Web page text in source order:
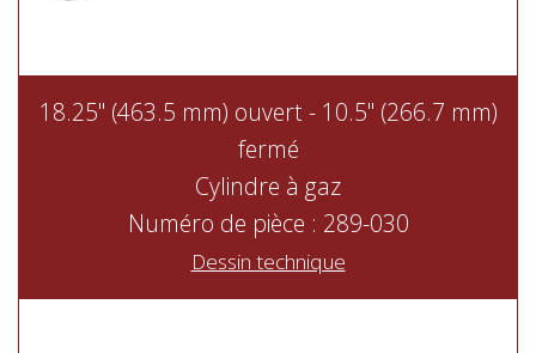
18.25" (463.5 mm) ouvert - 10.5" (266.7 mm)
fermé
Cylindre à gaz
Numéro de pièce : 289-030
Dessin technique